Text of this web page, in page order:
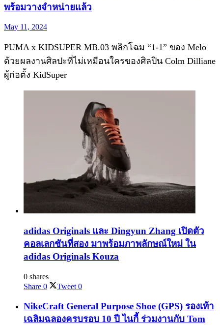
พร้อมวางจำหน่ายแล้ว
May 11, 2024
PUMA x KIDSUPER MB.03 พลิกโฉม “1-1” ของ Melo
ด้วยผลงานศิลปะที่ไม่เหมือนใครของศิลปิน Colm Dilliane
ผู้ก่อตั้ง KidSuper
adidas Originals และ Dingyun Zhang เปิดตัว
คอลเลกชันที่สอง มาพร้อมภาพลักษณ์ใหม่ ใน
adidas Originals Kouza
0 shares
Share 0 Tweet 0
NikeCraft General Purpose Shoe (GPS) รองเท้า
เฉลิมฉลองครบรอบ 10 ปี ไนกี้ ร่วมงานกับ Tom